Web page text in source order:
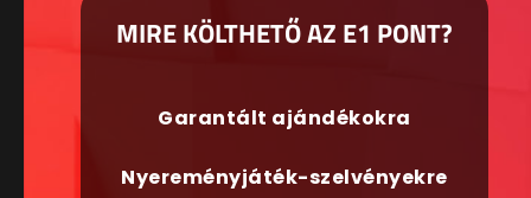
MIRE KÖLTHETŐ AZ E1 PONT?
Garantált ajándékokra
Nyereményjáték-szelvényekre